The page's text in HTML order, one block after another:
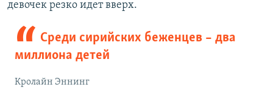
девочек резко идет вверх.
Среди сирийских беженцев – два
миллиона детей
Кролайн Эннинг